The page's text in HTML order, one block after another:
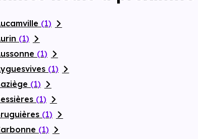
(1)
(1)
(1)
(1)
(1)
(1)
(1)
(1)